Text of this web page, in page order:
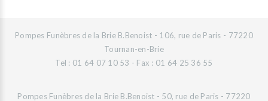
Pompes Funèbres de la Brie B.Benoist - 106, rue de Paris - 77220
Tournan-en-Brie
Tel : 01 64 07 10 53 - Fax : 01 64 25 36 55
Pompes Funèbres de la Brie B.Benoist - 50, rue de Paris - 77220